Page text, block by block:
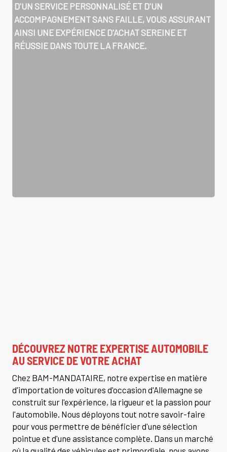
D'UN SERVICE PERSONNALISÉ ET D'UN
ACCOMPAGNEMENT SANS FAILLE, VOUS ASSURANT
AINSI UNE EXPÉRIENCE D'ACHAT SEREINE ET
RÉUSSIE DANS TOUTE LA FRANCE.
DÉCOUVREZ NOTRE EXPERTISE AUTOMOBILE
AU SERVICE DE VOTRE ACHAT
Chez BAM-MANDATAIRE, notre expertise en matière
d'importation de voitures d'occasion d'Allemagne se
construit sur l'expérience, la rigueur et la passion pour
l'automobile. Nous déployons tout notre savoir-faire
pour vous permettre de bénéficier d'une sélection
pointue et d'une assistance complète. Dans un marché